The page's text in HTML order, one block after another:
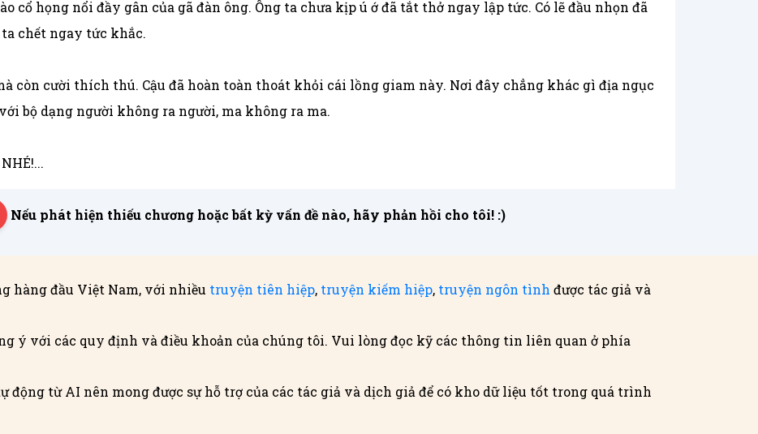
cổ họng nổi đầy gân của gã đàn ông. Ông ta chưa kịp ú ớ đã tắt thở ngay lập tức. Có lẽ đầu nhọn đã
chết ngay tức khắc.
còn cười thích thú. Cậu đã hoàn toàn thoát khỏi cái lồng giam này. Nơi đây chẳng khác gì địa ngục
bộ dạng người không ra người, ma không ra ma.
Nếu phát hiện thiếu chương hoặc bất kỳ vấn đề nào, hãy phản hồi cho tôi! :)
hàng đầu Việt Nam, với nhiều truyện tiên hiệp, truyện kiếm hiệp, truyện ngôn tình được tác giả và
ý với các quy định và điều khoản của chúng tôi. Vui lòng đọc kỹ các thông tin liên quan ở phía
động từ AI nên mong được sự hỗ trợ của các tác giả và dịch giả để có kho dữ liệu tốt trong quá trình